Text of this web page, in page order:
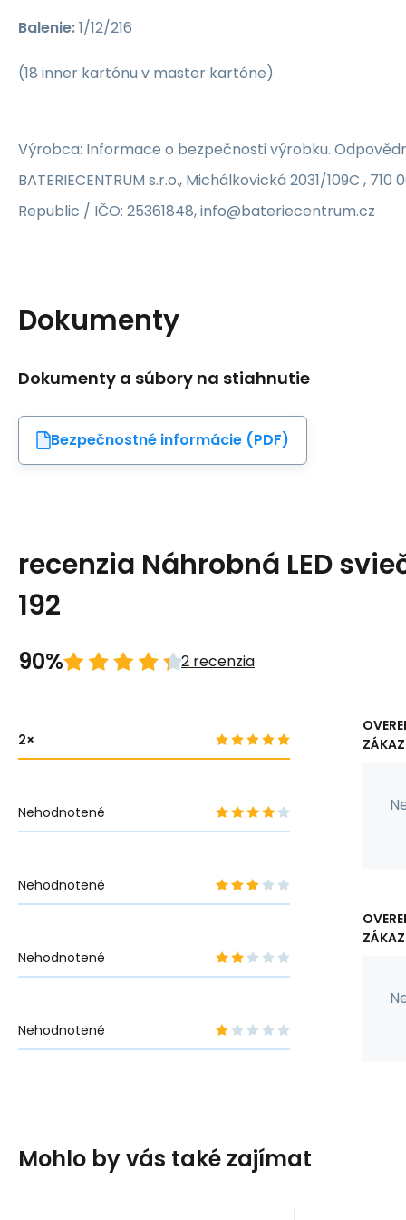
Balenie:1/12/216
(18 inner kartónu v master kartóne)
Výrobca: Informace o bezpečnosti výrobku.
BATERIECENTRUM s.r.o., Michálkovická 2031/109C ,
Republic / IČO: 25361848, info@bateriecentrum.cz
Dokumenty
Dokumenty a súbory na stiahnutie
Bezpečnostné informácie (PDF)
recenzia Náhrobná LED
192
90% 2 recenzia
2
Nehodnotené
Nehodnotené
Nehodnotené
Nehodnotené
Mohlo by vás také zajímat